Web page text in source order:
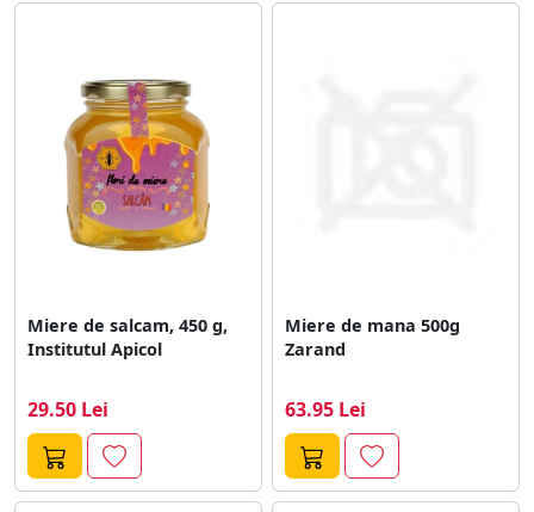
Miere de salcam, 450 g,
Institutul Apicol
29.50 Lei
Miere de mana 500g
Zarand
63.95 Lei